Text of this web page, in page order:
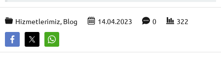
Hizmetlerimiz, Blog 14.04.2023 0 322